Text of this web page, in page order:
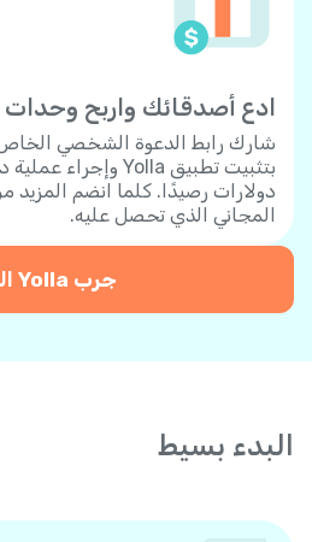
ادع أصدقائك واربح
شارك رابط الدعوة الشخصي
دولارات رصيدًا. كلما انضم المزيد
المجاني الذي تحصل عليه.
جرب Yolla اليوم
البدء بسيط